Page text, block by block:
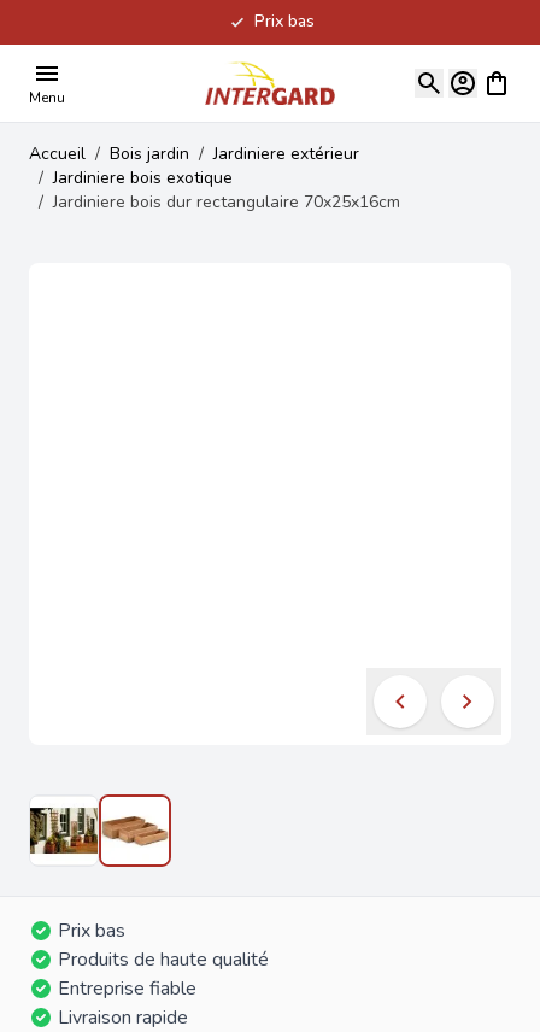
Prix bas
Menu
Voir
Accueil / Bois jardin / Jardiniere extérieur
/ Jardiniere bois exotique
/ Jardiniere bois dur rectangulaire 70x25x16cm
Prix bas
Produits de haute qualité
Entreprise fiable
Livraison rapide